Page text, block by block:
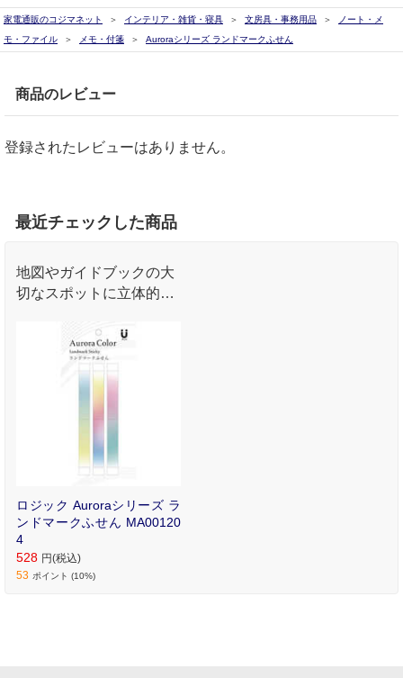
家電通販のコジマネット インテリア・雑貨・寝具 文房具・事務用品
ノート・メ
モ・ファイル
メモ・付箋 Auroraシリーズ ランドマークふせん
商品のレビュー
登録されたレビューはありません。
最近チェックした商品
地図やガイドブックの大
切なスポットに立体的な
ロジック Auroraシリーズ ラ
ンドマークふせん MA00120
4
528 円(税込)
53 ポイント (10%)